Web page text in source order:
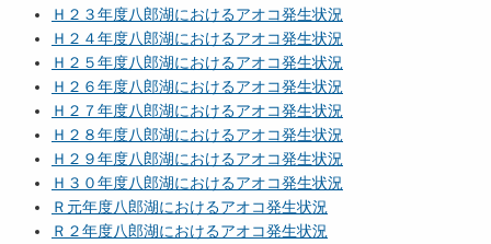
Ｈ２３年度八郎湖におけるアオコ発生状況
Ｈ２４年度八郎湖におけるアオコ発生状況
Ｈ２５年度八郎湖におけるアオコ発生状況
Ｈ２６年度八郎湖におけるアオコ発生状況
Ｈ２７年度八郎湖におけるアオコ発生状況
Ｈ２８年度八郎湖におけるアオコ発生状況
Ｈ２９年度八郎湖におけるアオコ発生状況
Ｈ３０年度八郎湖におけるアオコ発生状況
Ｒ元年度八郎湖におけるアオコ発生状況
Ｒ２年度八郎湖におけるアオコ発生状況